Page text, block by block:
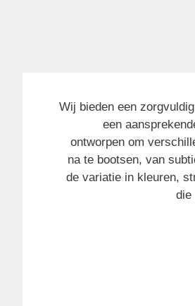
Wij bieden een
een
ontworpen om
na te bootsen, van
de variatie in kleuren,
die